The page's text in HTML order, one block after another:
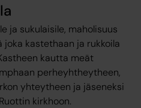
ja sukulaisile, maholisuus
kastethaan ja rukkoila
kautta meät
perheyhtheytheen,
yhteytheen ja jäseneksi
kirkhoon.